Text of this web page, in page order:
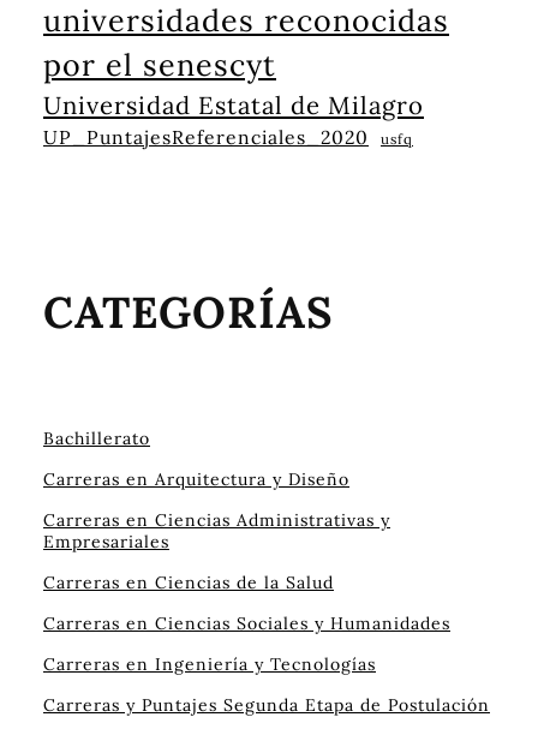
universidades reconocidas
por el senescyt
Universidad Estatal de Milagro
UP_PuntajesReferenciales_2020 usfq
CATEGORÍAS
Bachillerato
Carreras en Arquitectura y Diseño
Carreras en Ciencias Administrativas y
Empresariales
Carreras en Ciencias de la Salud
Carreras en Ciencias Sociales y Humanidades
Carreras en Ingeniería y Tecnologías
Carreras y Puntajes Segunda Etapa de Postulación